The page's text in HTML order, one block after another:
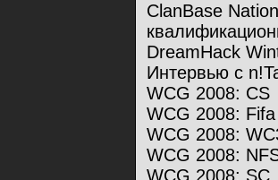
ClanBase
DreamHack
Интервью с
WCG 2008: CS
WCG 2008: Fifa
WCG 2008:
WCG 2008:
WCG 2008: SC